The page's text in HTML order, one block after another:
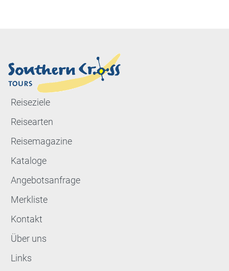
Reiseziele
Reisearten
Reisemagazine
Kataloge
Angebotsanfrage
Merkliste
Kontakt
Über uns
Links